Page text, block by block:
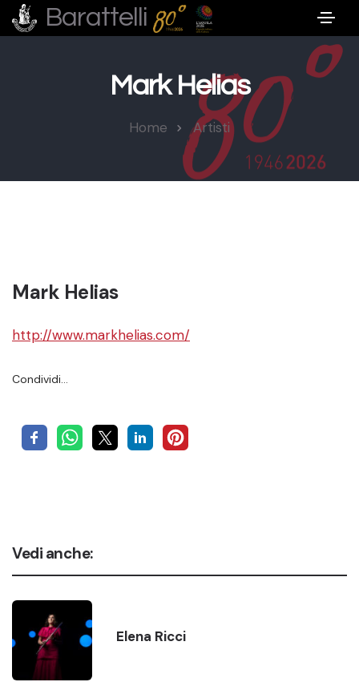
Barattelli
Mark Helias
Home Artisti
Mark Helias
http://www.markhelias.com/
Condividi…
Vedi anche:
Elena Ricci